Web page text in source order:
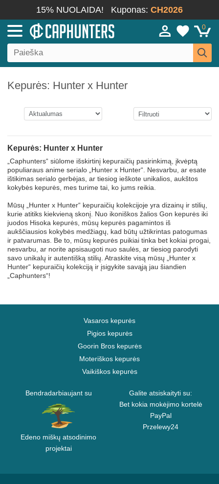
15% NUOLAIDA! Kuponas: CH2026
0
Kepurės: Hunter x Hunter
Kepurės: Hunter x Hunter
„Caphunters“ siūlome išskirtinį kepuraičių pasirinkimą, įkvėptą
populiaraus anime serialo „Hunter x Hunter“. Nesvarbu, ar esate
ištikimas serialo gerbėjas, ar tiesiog ieškote unikalios, aukštos
kokybės kepurės, mes turime tai, ko jums reikia.
Mūsų „Hunter x Hunter“ kepuraičių kolekcijoje yra dizainų ir stilių,
kurie atitiks kiekvieną skonį. Nuo ikoniškos žalios Gon kepurės iki
juodos Hisoka kepurės, mūsų kepurės pagamintos iš
aukščiausios kokybės medžiagų, kad būtų užtikrintas patogumas
ir patvarumas. Be to, mūsų kepurės puikiai tinka bet kokiai progai,
nesvarbu, ar norite apsisaugoti nuo saulės, ar tiesiog parodyti
savo unikalų ir autentišką stilių. Atraskite visą mūsų „Hunter x
Hunter“ kepuraičių kolekciją ir įsigykite savąją jau šiandien
„Caphunters“!
Vasaros kepurės
Pigios kepurės
Goorin Bros kepurės
Moteriškos kepurės
Vaikiškos kepurės
Bendradarbiaujant su
Edeno miškų atsodinimo
projektai
Galite atsiskaityti su:
Bet kokia mokėjimo kortelė
PayPal
Przelewy24